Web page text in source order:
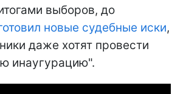
выборов, до
новые судебные иски,
даже хотят провести
инаугурацию".